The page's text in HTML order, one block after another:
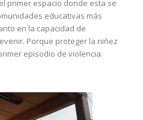
primer espacio donde esta se
educativas más
en la capacidad de
Porque proteger la niñez
episodio de violencia.